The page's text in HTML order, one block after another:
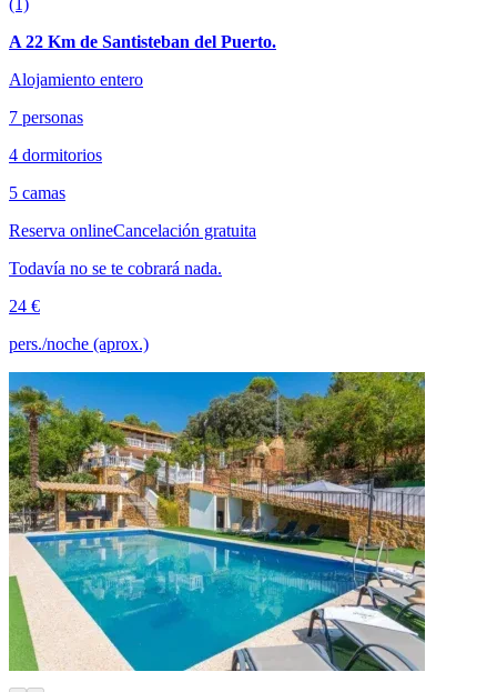
(1)
A 22 Km de Santisteban del Puerto.
Alojamiento entero
7 personas
4 dormitorios
5 camas
Reserva onlineCancelación gratuita
Todavía no se te cobrará nada.
24 €
pers./noche (aprox.)